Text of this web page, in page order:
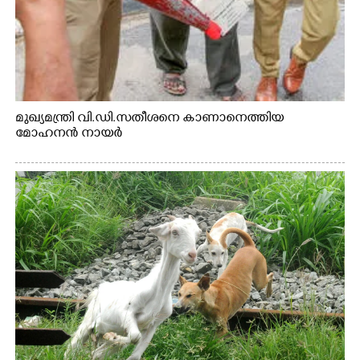
മുഖ്യമന്ത്രി വി.ഡി.സതീശനെ കാണാനെത്തിയ
മോഹനൻ നായർ